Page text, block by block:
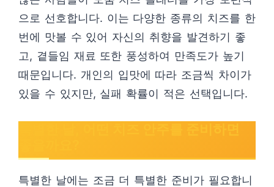
으로 선호합니다. 이는 다양한 종류의 치즈를 한
번에 맛볼 수 있어 자신의 취향을 발견하기 좋
고, 곁들임 재료 또한 풍성하여 만족도가 높기
때문입니다. 개인의 입맛에 따라 조금씩 차이가
있을 수 있지만, 실패 확률이 적은 선택입니다.
특별한 날에는 조금 더 특별한 준비가 필요합니